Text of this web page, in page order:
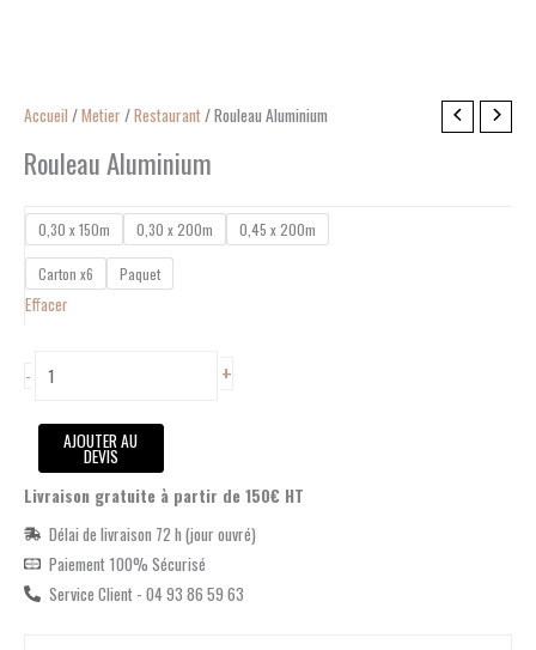
Accueil /Metier /Restaurant / Rouleau Aluminium
Rouleau Aluminium
0,30 x 150m 0,30 x 200m 0,45 x 200m
Carton x6 Paquet
Effacer
-
quantité
Rouleau
+
AJOUTER AU
DEVIS
Livraison gratuite à partir de 150€ HT
Délai de livraison 72 h (jour ouvré)
Paiement 100% Sécurisé
Service Client - 04 93 86 59 63